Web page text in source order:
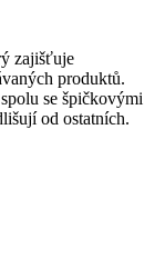
zajišťuje
produktů.
se špičkovými
od ostatních.